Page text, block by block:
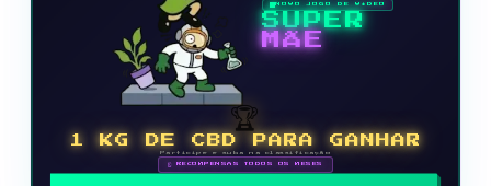
NOVO JOGO DE VÍDEO
SUPER
MÃE
🏆
1 KG DE CBD PARA GANHAR
Participe e suba na classificação
🗓 RECOMPENSAS TODOS OS MESES